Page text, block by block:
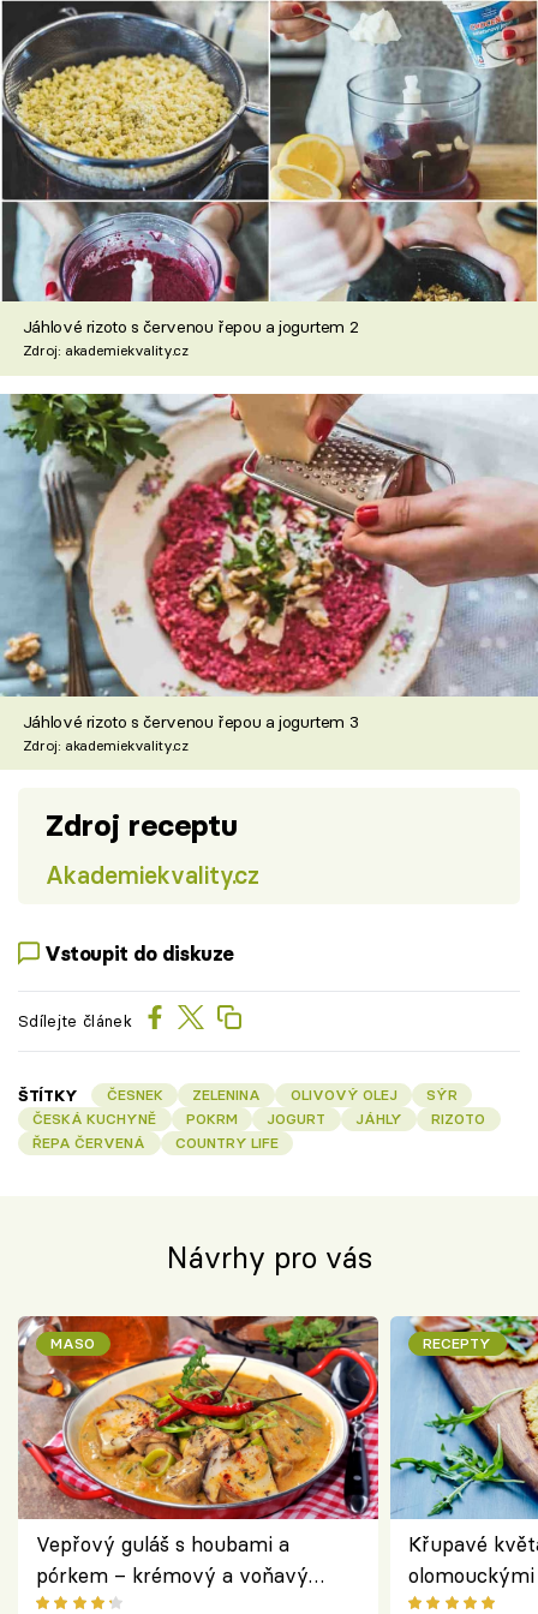
Jáhlové rizoto s červenou řepou a jogurtem 2
Zdroj: akademiekvality.cz
Jáhlové rizoto s červenou řepou a jogurtem 3
Zdroj: akademiekvality.cz
Zdroj receptu
Akademiekvality.cz
Vstoupit do diskuze
Sdílejte článek
ŠTÍTKY ČESNEK ZELENINA OLIVOVÝ OLEJ
SÝR
ČESKÁ KUCHYNĚ
POKRM JOGURT JÁHLY
RIZOTO
ŘEPA ČERVENÁ
COUNTRY LIFE
Návrhy pro vás
MASO
Vepřový guláš s houbami a
pórkem – krémový a voňavý
pokrm z jednoho hrnce
RECEPTY
Křupavé
bezlepkový